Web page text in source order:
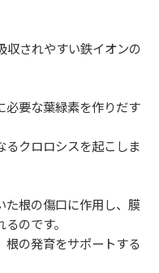
収されやすい鉄イオンの
必要な葉緑素を作りだす
るクロロシスを起こしま
た根の傷口に作用し、膜
のです。
根の発育をサポートする